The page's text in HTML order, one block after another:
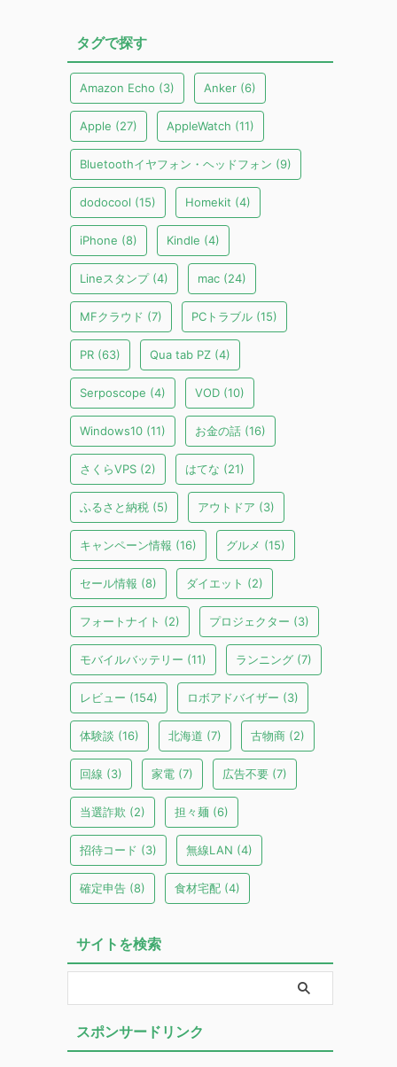
タグで探す
Amazon Echo (3) Anker (6)
Apple (27) AppleWatch (11)
Bluetoothイヤフォン・ヘッドフォン (9)
dodocool (15) Homekit (4)
iPhone (8) Kindle (4)
Lineスタンプ(4) mac (24)
MFクラウド (7) PCトラブル (15)
PR (63) Qua tab PZ (4)
Serposcope (4) VOD (10)
Windows10 (11) お金の話 (16)
さくらVPS (2) はてな (21)
ふるさと納税 (5) アウトドア (3)
キャンペーン情報 (16) グルメ (15)
セール情報 (8) ダイエット (2)
フォートナイト (2) プロジェクター (3)
モバイルバッテリー (11) ランニング (7)
レビュー (154) ロボアドバイザー (3)
体験談 (16) 北海道 (7) 古物商 (2)
回線 (3) 家電 (7) 広告不要 (7)
当選詐欺 (2) 担々麺 (6)
招待コード (3) 無線LAN (4)
確定申告 (8) 食材宅配 (4)
サイトを検索
スポンサードリンク